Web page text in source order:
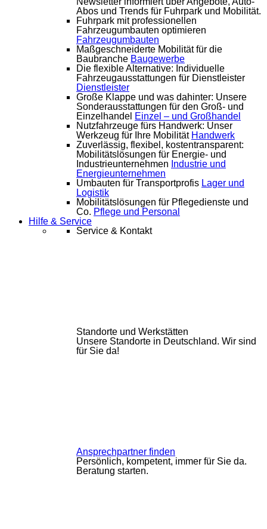
Abos und Trends für Fuhrpark und Mobilität.
Fuhrpark mit professionellen
Fahrzeugumbauten optimieren
Fahrzeugumbauten
Maßgeschneiderte Mobilität für die
Baubranche Baugewerbe
Die flexible Alternative: Individuelle
Fahrzeugausstattungen für Dienstleister
Dienstleister
Große Klappe und was dahinter: Unsere
Sonderausstattungen für den Groß- und
Einzelhandel Einzel – und Großhandel
Nutzfahrzeuge fürs Handwerk: Unser
Werkzeug für Ihre Mobilität Handwerk
Zuverlässig, flexibel, kostentransparent:
Mobilitätslösungen für Energie- und
Industrieunternehmen Industrie und
Energieunternehmen
Umbauten für Transportprofis Lager und
Logistik
Mobilitätslösungen für Pflegedienste und
Co. Pflege und Personal
Hilfe & Service
Service & Kontakt
Standorte und Werkstätten
Unsere Standorte in Deutschland. Wir sind
für Sie da!
Ansprechpartner finden
Persönlich, kompetent, immer für Sie da.
Beratung starten.